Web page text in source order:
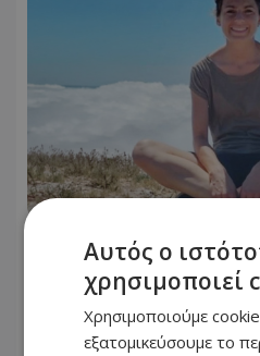
«Αφιέρωσε τη ζωή
όσους είχαν
οικογένεια της
βρέθηκε νεκρή σε
Αυτός ο
χρησιμοποιεί
Χρησιμοποιούμε
εξατομικεύσουμε το